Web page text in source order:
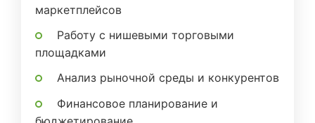
маркетплейсов
Работу с нишевыми торговыми
площадками
Анализ рыночной среды и конкурентов
Финансовое планирование и